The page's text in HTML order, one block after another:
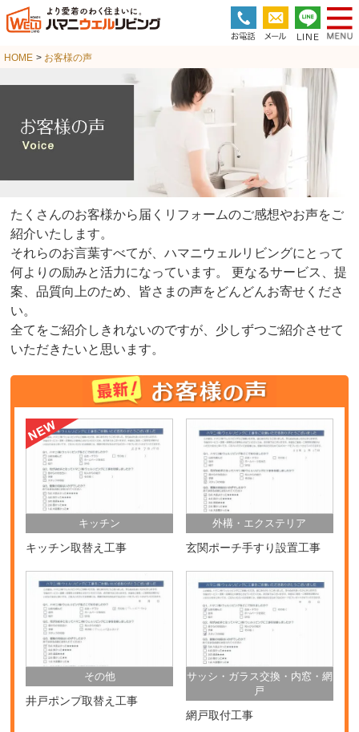
HOME > お客様の声
たくさんのお客様から届くリフォームのご感想やお声をご
紹介いたします。
それらのお言葉すべてが、ハマニウェルリビングにとって
何よりの励みと活力になっています。更なるサービス、提
案、品質向上のため、皆さまの声をどんどんお寄せくださ
い。
全てをご紹介しきれないのですが、少しずつご紹介させて
いただきたいと思います。
キッチン
キッチン取替え工事
外構・エクステリア
玄関ポーチ手すり設置工事
その他
井戸ポンプ取替え工事
サッシ・ガラス交換・内窓・網
戸
網戸取付工事